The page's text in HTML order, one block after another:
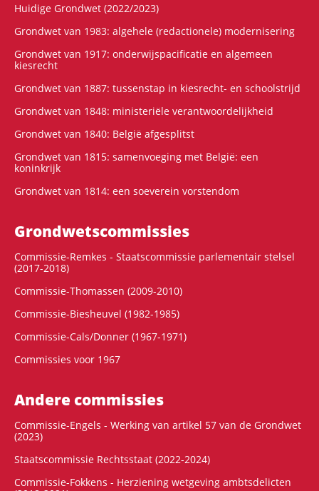
Huidige Grondwet (2022/2023)
Grondwet van 1983: algehele (redactionele) modernisering
Grondwet van 1917: onderwijspacificatie en algemeen
kiesrecht
Grondwet van 1887: tussenstap in kiesrecht- en schoolstrijd
Grondwet van 1848: ministeriële verantwoordelijkheid
Grondwet van 1840: België afgesplitst
Grondwet van 1815: samenvoeging met België: een
koninkrijk
Grondwet van 1814: een soeverein vorstendom
Grondwets­commissies
Commissie-Remkes - Staatscommissie parlementair stelsel
(2017-2018)
Commissie-Thomassen (2009-2010)
Commissie-Biesheuvel (1982-1985)
Commissie-Cals/Donner (1967-1971)
Commissies voor 1967
Andere commissies
Commissie-Engels - Werking van artikel 57 van de Grondwet
(2023)
Staatscommissie Rechtsstaat (2022-2024)
Commissie-Fokkens - Herziening wetgeving ambtsdelicten